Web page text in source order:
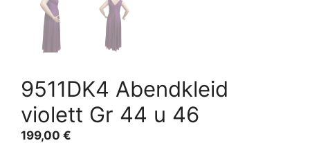
9511DK4 Abendkleid
violett Gr 44 u 46
199,00 €